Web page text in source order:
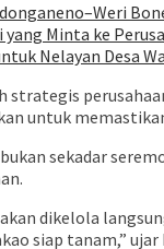
Minta ke
Nelayan Desa
strategis
untuk
sekadar
dikelola
siap tanam,”